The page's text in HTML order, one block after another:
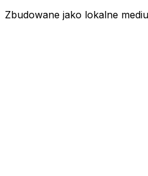
Zbudowane jako lokalne